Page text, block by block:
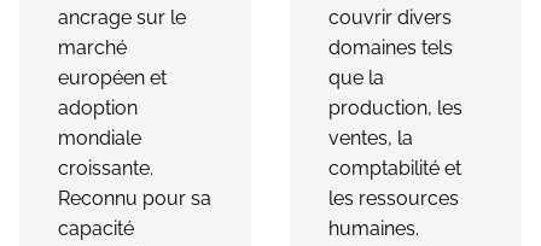
ancrage sur le
marché
européen et
adoption
mondiale
croissante.
Reconnu pour sa
capacité
couvrir divers
domaines tels
que la
production, les
ventes, la
comptabilité et
les ressources
humaines.